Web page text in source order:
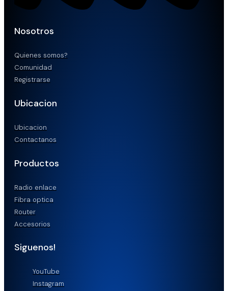
Nosotros
Quienes somos?
Comunidad
Registrarse
Ubicacion
Ubicacion
Contactanos
Productos
Radio enlace
Fibra optica
Router
Accesorios
Siguenos!
YouTube
Instagram